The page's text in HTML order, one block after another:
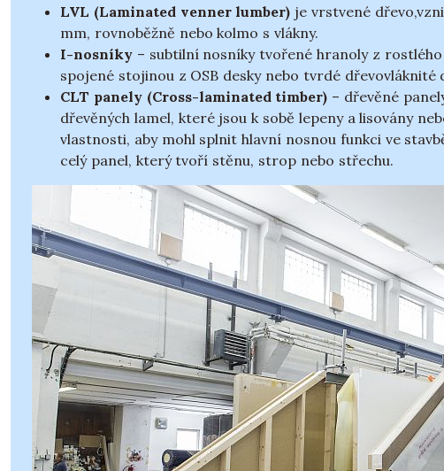
LVL (Laminated venner lumber) je vrstvené
mm, rovnoběžně nebo kolmo s vlákny.
I-nosníky – subtilní nosníky tvořené hranoly z
spojené stojinou z OSB desky nebo tvrdé dřevovláknité
CLT panely (Cross-laminated timber) – dřevěné
dřevěných lamel, které jsou k sobě lepeny a lisovány
vlastnosti, aby mohl splnit hlavní nosnou funkci ve
celý panel, který tvoří stěnu, strop nebo střechu.